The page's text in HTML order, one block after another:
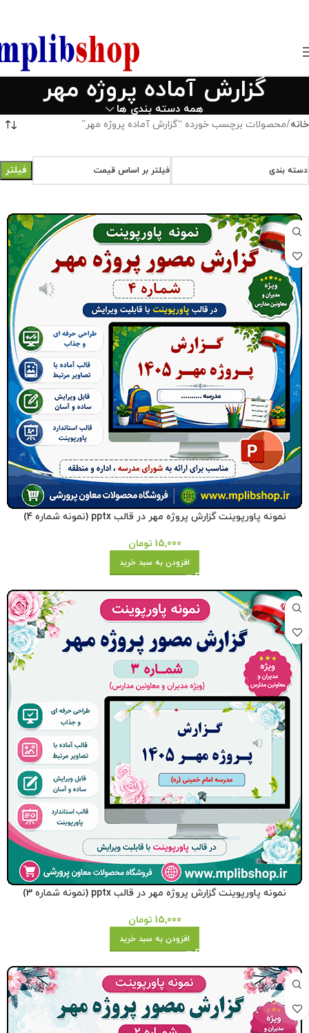
گزارش آماده پروژه مهر
همه دسته بندی ها
خانه محصولات برچسب خورده “گزارش آماده پروژه مهر”
دسته بندی فیلتر بر اساس قیمت فیلتر
نمونه پاورپوینت گزارش پروژه مهر در قالب pptx (نمونه شماره 4)
15,000 تومان
افزودن به سبد خرید
نمونه پاورپوینت گزارش پروژه مهر در قالب pptx (نمونه شماره 3)
15,000 تومان
افزودن به سبد خرید